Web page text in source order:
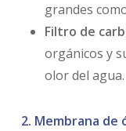
grandes
Filtro de
orgánicos y
olor del agua.
2. Membrana de